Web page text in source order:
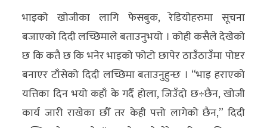
राशिफल
फोटो
भिडियो
भाइको खोजीका लागि फेसबुक, रेडियोहरुमा सूचना
बजाएको दिदी लच्छिमाले बताउनुभयो । कोही कसैले देखेको
छ कि कतै छ कि भनेर भाइको फोटो छापेर ठाउँठाउँमा पोष्टर
बनाएर टाँसेको दिदी लच्छिमा बताउनुहुन्छ । “भाइ हराएको
यत्तिका दिन भयो कहाँ के गर्दै होला, जिउँदो छ÷छैन, खोजी
कार्य जारी राखेका छौँ तर केही पत्तो लागेको छैन,” दिदी